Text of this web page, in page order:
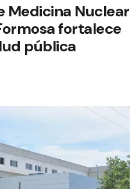
Medicina Nuclear
fortalece
pública